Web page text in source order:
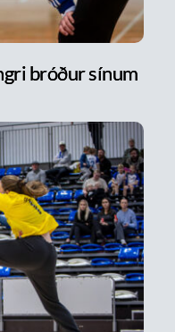
bróður sínum